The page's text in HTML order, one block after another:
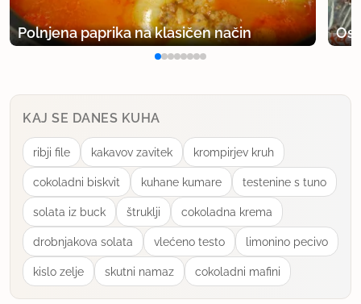
Polnjena paprika na klasičen način
KAJ SE DANES KUHA
ribji file kakavov zavitek krompirjev kruh
cokoladni biskvit kuhane kumare testenine s tuno
solata iz buck štruklji cokoladna krema
drobnjakova solata vlećeno testo limonino pecivo
kislo zelje skutni namaz cokoladni mafini